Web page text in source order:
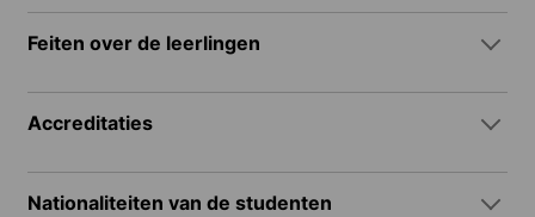
Feiten over de leerlingen
Accreditaties
Nationaliteiten van de studenten